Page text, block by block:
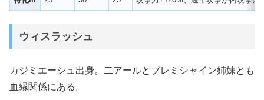
ウィスラッシュ
カジミエーシュ出身。二アールとブレミシャイン姉妹とも
血縁関係にある。